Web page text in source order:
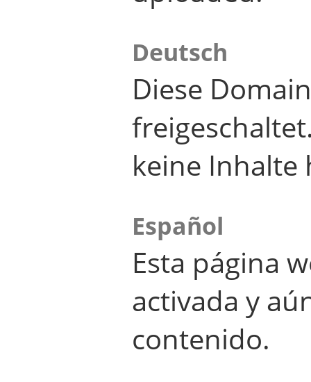
Deutsch
Diese
keine Inhalte
Español
Esta página
activada y
contenido.